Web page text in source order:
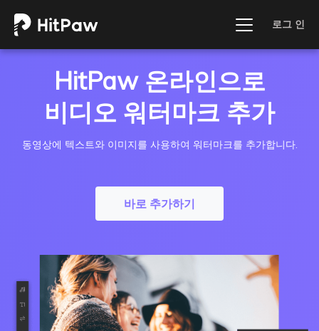
로그 인
HitPaw 온라인으로
비디오 워터마크 추가
동영상에 텍스트와 이미지를 사용하여 워터마크를 추가합니다.
바로 추가하기